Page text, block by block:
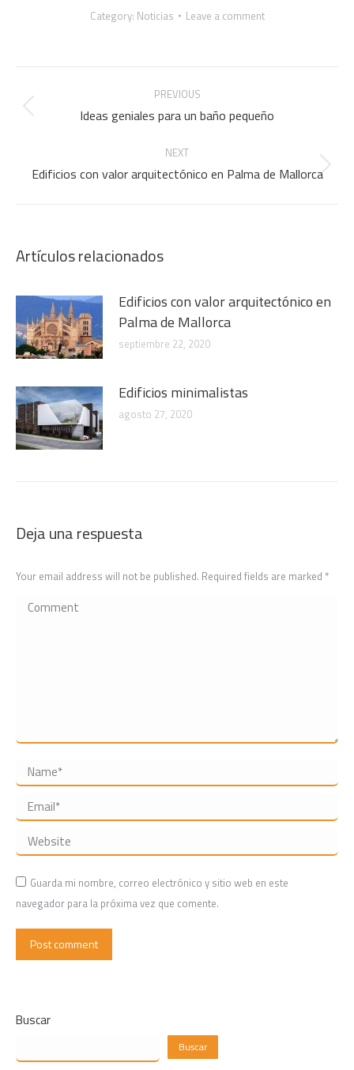
Category: Noticias Leave a comment
navigation
PREVIOUS
Previous
Ideas geniales para un baño pequeño
NEXT
Next
Edificios con valor arquitectónico en Palma de Mallorca
Artículos relacionados
Edificios con valor arquitectónico en
Palma de Mallorca
septiembre 22, 2020
Edificios minimalistas
agosto 27, 2020
Deja una respuesta
Your email address will not be published. Required fields are marked *
Comment
Name *
Email *
Website
Guarda mi nombre, correo electrónico y sitio web en este
navegador para la próxima vez que comente.
Post comment
Buscar
Buscar